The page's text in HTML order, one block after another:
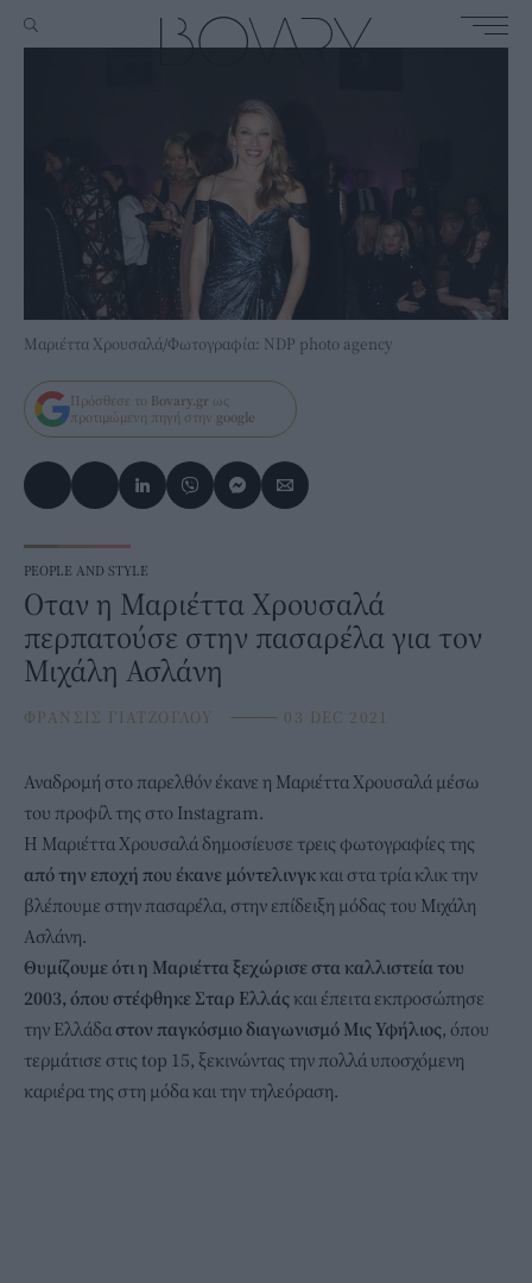
Μαριέττα Χρουσαλά/Φωτογραφία: NDP photo agency
Πρόσθεσε το Bovary.gr ως
προτιμώμενη πηγή στην google
PEOPLE AND STYLE
Οταν η Μαριέττα Χρουσαλά
περπατούσε στην πασαρέλα για τον
Μιχάλη Ασλάνη
ΦΡΑΝΣΙΣ ΓΙΑΤΖΟΓΛΟΥ ⸻ 03 DEC 2021
Αναδρομή στο παρελθόν έκανε η Μαριέττα Χρουσαλά μέσω
του προφίλ της στο Instagram.
H Mαριέττα Χρουσαλά δημοσίευσε τρεις φωτογραφίες της
από την εποχή που έκανε μόντελινγκ και στα τρία κλικ την
βλέπουμε στην πασαρέλα, στην επίδειξη μόδας του Μιχάλη
Ασλάνη.
Θυμίζουμε ότι η Μαριέττα ξεχώρισε στα καλλιστεία του
2003, όπου στέφθηκε Σταρ Ελλάς και έπειτα εκπροσώπησε
την Ελλάδα στον παγκόσμιο διαγωνισμό Μις Υφήλιος, όπου
τερμάτισε στις top 15, ξεκινώντας την πολλά υποσχόμενη
καριέρα της στη μόδα και την τηλεόραση.